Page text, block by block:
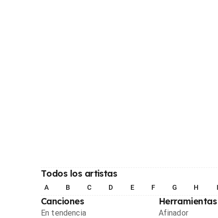
Todos los artistas
A B C D E F G H I
Canciones
En tendencia
Herramientas
Afinador